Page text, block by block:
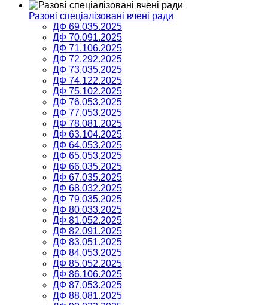
Разові спеціалізовані вчені ради
ДФ 69.035.2025
ДФ 70.091.2025
ДФ 71.106.2025
ДФ 72.292.2025
ДФ 73.035.2025
ДФ 74.122.2025
ДФ 75.102.2025
ДФ 76.053.2025
ДФ 77.053.2025
ДФ 78.081.2025
ДФ 63.104.2025
ДФ 64.053.2025
ДФ 65.053.2025
ДФ 66.035.2025
ДФ 67.035.2025
ДФ 68.032.2025
ДФ 79.035.2025
ДФ 80.033.2025
ДФ 81.052.2025
ДФ 82.091.2025
ДФ 83.051.2025
ДФ 84.053.2025
ДФ 85.052.2025
ДФ 86.106.2025
ДФ 87.053.2025
ДФ 88.081.2025